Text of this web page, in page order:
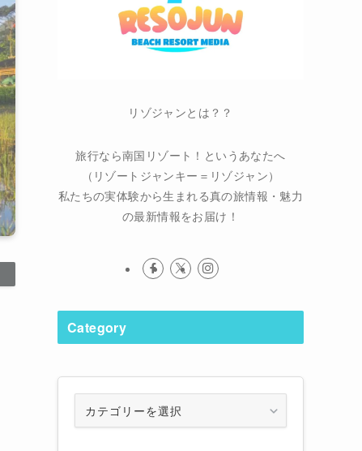
リゾジャンとは？？
旅行なら南国リゾート！というあなたへ
（リゾートジャンキー＝リゾジャン）
私たちの実体験から生まれる真の旅情報・魅力
の最新情報をお届け！
Category
Category